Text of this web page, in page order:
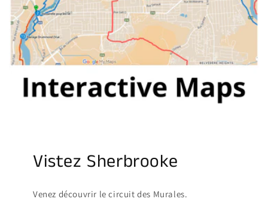
Vistez Sherbrooke
Venez découvrir le circuit des Murales.